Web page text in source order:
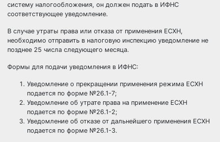
систему налогообложения, он должен подать в ИФНС
соответствующее уведомление.
В случае утраты права или отказа от применения ЕСХН,
необходимо отправить в налоговую инспекцию уведомление не
позднее 25 числа следующего месяца.
Формы для подачи уведомления в ИФНС:
Уведомление о прекращении применения режима ЕСХН
подается по форме №26.1-7;
Уведомление об утрате права на применение ЕСХН
подается по форме №26.1-2;
Уведомление об отказе от дальнейшего применения ЕСХН
подается по форме №26.1-3.